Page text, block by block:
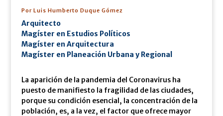
Por Luis Humberto Duque Gómez
Arquitecto
Magíster en Estudios Políticos
Magíster en Arquitectura
Magíster en Planeación Urbana y Regional
La aparición de la pandemia del Coronavirus ha
puesto de manifiesto la fragilidad de las ciudades,
porque su condición esencial, la concentración de la
población, es, a la vez, el factor que ofrece mayor